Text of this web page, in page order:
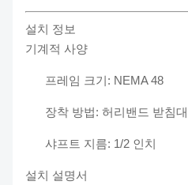
설치 정보
기계적 사양
프레임 크기: NEMA 48
장착 방법: 허리밴드 받침대
샤프트 지름: 1/2 인치
설치 설명서